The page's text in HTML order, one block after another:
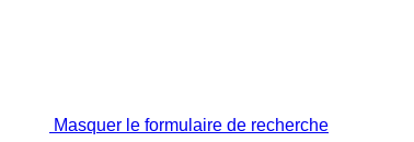
Masquer le formulaire de recherche